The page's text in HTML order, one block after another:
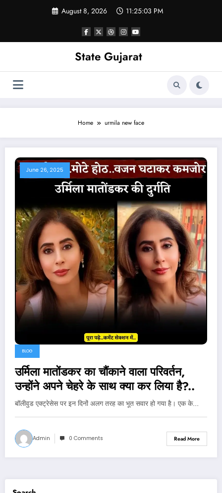
August 8, 2026 11:25:04 PM
State Gujarat
Home urmila new face
June 26, 2025
BLOG
उर्मिला मातोंडकर का चौंकाने वाला परिवर्तन,
उन्होंने अपने चेहरे के साथ क्या कर लिया है?..
बॉलीवुड एक्ट्रेसेस पर इन दिनों अलग तरह का भूत सवार हो गया है। एक के…
Admin 0 Comments Read More